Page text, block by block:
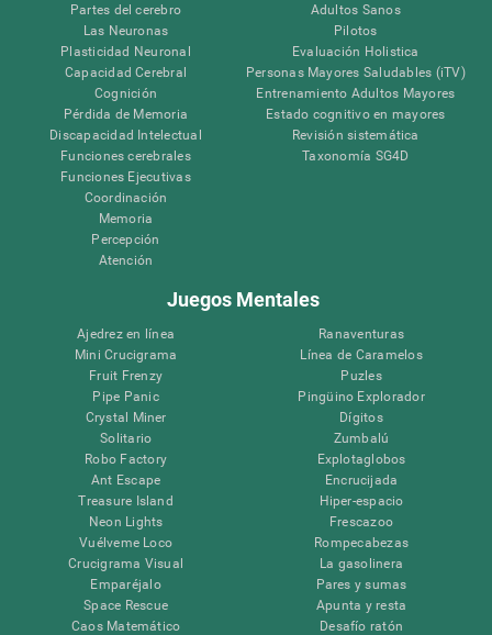
Partes del cerebro
Las Neuronas
Plasticidad Neuronal
Capacidad Cerebral
Cognición
Pérdida de Memoria
Discapacidad Intelectual
Funciones cerebrales
Funciones Ejecutivas
Coordinación
Memoria
Percepción
Atención
Adultos Sanos
Pilotos
Evaluación Holistica
Personas Mayores Saludables (iTV)
Entrenamiento Adultos Mayores
Estado cognitivo en mayores
Revisión sistemática
Taxonomía SG4D
Juegos Mentales
Ajedrez en línea
Mini Crucigrama
Fruit Frenzy
Pipe Panic
Crystal Miner
Solitario
Robo Factory
Ant Escape
Treasure Island
Neon Lights
Vuélveme Loco
Crucigrama Visual
Emparéjalo
Space Rescue
Caos Matemático
Ranaventuras
Línea de Caramelos
Puzles
Pingüino Explorador
Dígitos
Zumbalú
Explotaglobos
Encrucijada
Hiper-espacio
Frescazoo
Rompecabezas
La gasolinera
Pares y sumas
Apunta y resta
Desafío ratón